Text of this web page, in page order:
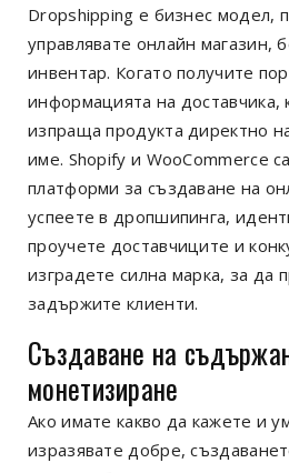
Dropshipping е бизнес модел,
управлявате онлайн магазин,
инвентар. Когато получите
информацията на доставчика,
изпраща продукта директно
име. Shopify и WooCommerce
платформи за създаване на
успеете в дропшипинга,
проучете доставчиците и
изградете силна марка, за да
задържите клиенти.
Създаване на
монетизиране
Ако имате какво да кажете и
изразявате добре,